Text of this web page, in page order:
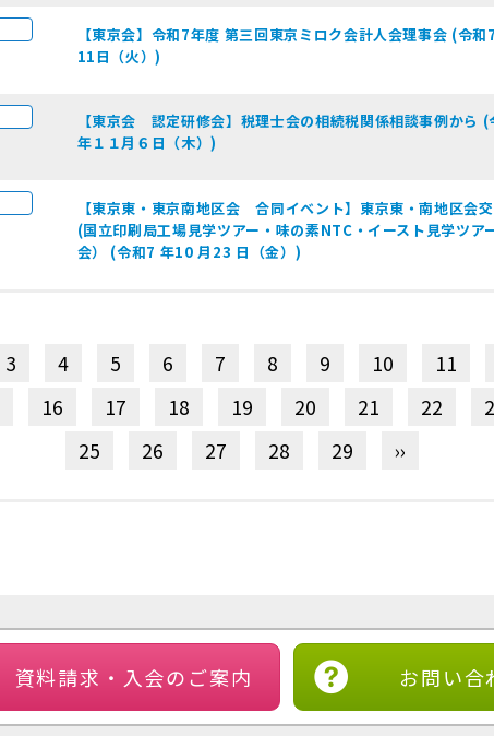
【東京会】令和7年度 第三回東京ミロク会計人会理事会 (令和
11日（火）)
【東京会 認定研修会】税理士会の相続税関係相談事例から (
年１１月６日（木）)
【東京東・東京南地区会 合同イベント】東京東・南地区会
(国立印刷局工場見学ツアー・味の素NTC・イースト見学ツア
会） (令和7 年10 月23 日（金）)
3 4 5 6 7 8 9 10 11
16 17 18 19 20 21 22
25
26 27 28 29 ››
資料請求・ 入会のご案内 お問い合